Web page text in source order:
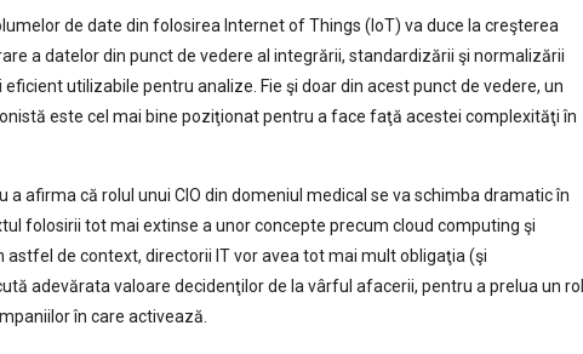
de date din folosirea Internet of Things (IoT) va duce la creşterea
a datelor din punct de vedere al integrării, standardizării şi normalizării
utilizabile pentru analize. Fie şi doar din acest punct de vedere, un
este cel mai bine poziţionat pentru a face faţă acestei complexităţi în
a afirma că rolul unui CIO din domeniul medical se va schimba dramatic în
folosirii tot mai extinse a unor concepte precum cloud computing şi
astfel de context, directorii IT vor avea tot mai mult obligaţia (şi
adevărata valoare decidenţilor de la vârful afacerii, pentru a prelua un rol
în care activează.